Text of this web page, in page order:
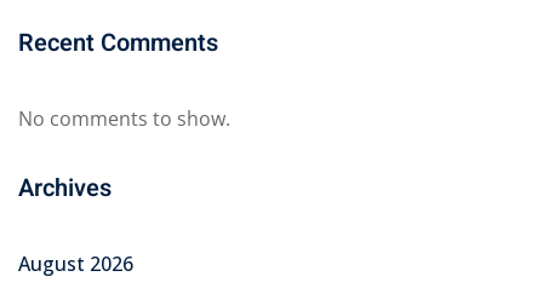
Recent Comments
No comments to show.
Archives
August 2026